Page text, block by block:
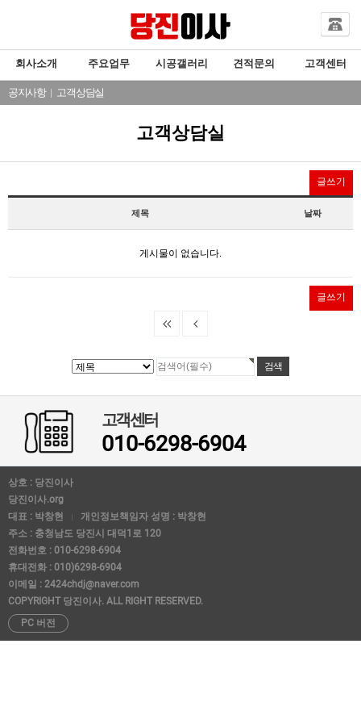
회사소개 주요업무 시공갤러리 견적문의 고객센터
공지사항| 고객상담실
고객상담실
글쓰기
제목 날짜
게시물이 없습니다.
글쓰기
고객센터
010-6298-6904
상호 : 당진이사
당진이사.org
대표 : 박창현
개인정보책임자 성명 : 박창현
주소 : 충청남도 당진시 대덕1로 120
전화번호 : 010-6298-6904
휴대전화 : 010)6298-6904
이메일 : 2424chdj@naver.com
COPYRIGHT 당진이사. ALL RIGHT RESERVED.
PC 버전